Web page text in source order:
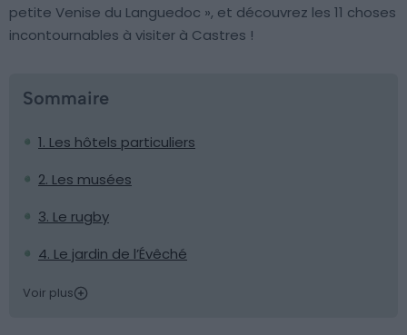
petite Venise du Languedoc », et découvrez les 11 choses
incontournables à visiter à Castres !
Sommaire
1. Les hôtels particuliers
2. Les musées
3. Le rugby
4. Le jardin de l’Évêché
Voir plus